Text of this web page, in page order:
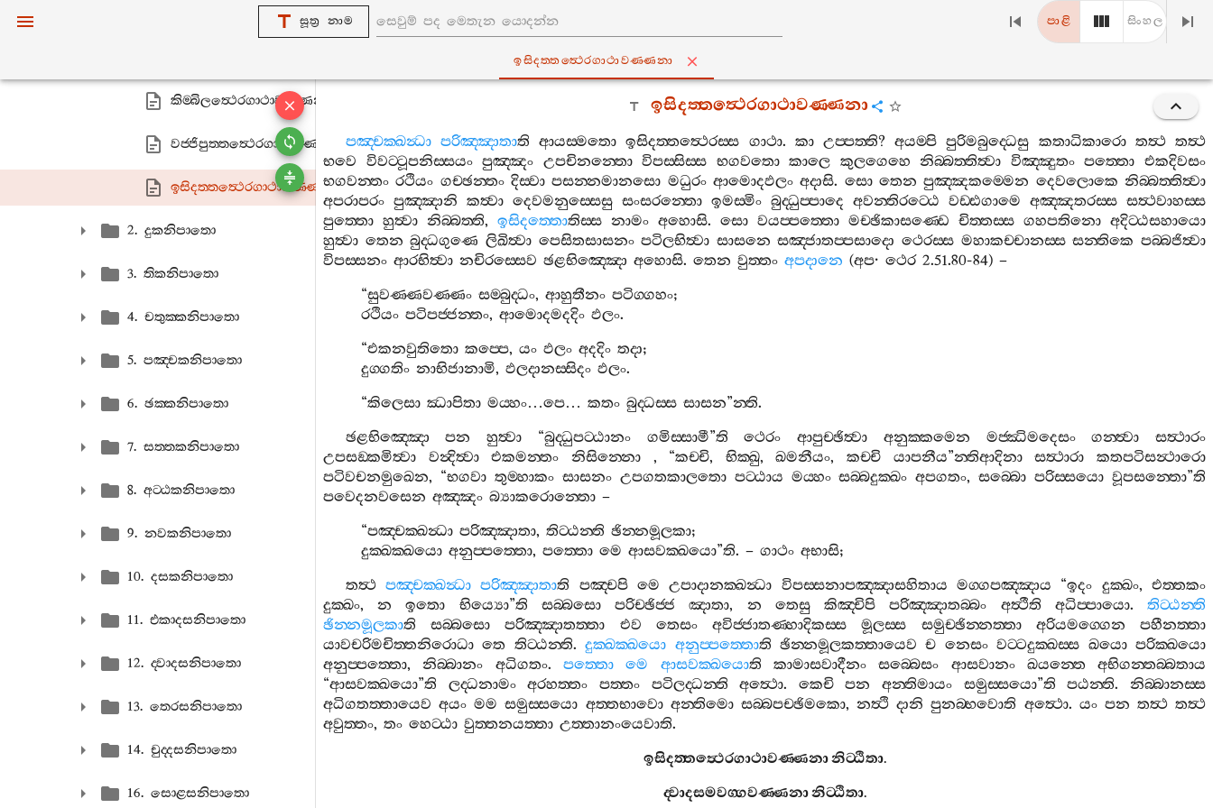
සූත්‍ර නාම පාළි සිංහල
ඉසිදත‍්තත්‍ථෙරගාථාවණ‍්ණනා
පාරාසරියත්‍ථෙරගාථාවණ‍්ණනා
කිම‍්බිලත්‍ථෙරගාථාවණ‍්ණනා
වජ‍්ජිපුත‍්තත්‍ථෙරගාථාවණ‍්ණනා
ඉසිදත‍්තත්‍ථෙරගාථාවණ‍්ණනා
2. දුකනිපාතො
3. තිකනිපාතො
4. චතුක‍්කනිපාතො
5. පඤ‍්චකනිපාතො
6. ඡක‍්කනිපාතො
7. සත‍්තකනිපාතො
8. අට‍්ඨකනිපාතො
9. නවකනිපාතො
10. දසකනිපාතො
11. එකාදසනිපාතො
12. ද‍්වාදසනිපාතො
13. තෙරසනිපාතො
14. චුද‍්දසනිපාතො
16. සොළසනිපාතො
ඉසිදත‍්තත්‍ථෙරගාථාවණ‍්ණනා
පඤ‍්චක‍්ඛන්‍ධා පරිඤ‍්ඤාතාති ආයස‍්මතො ඉසිදත‍්තත්‍ථෙරස‍්ස ගාථා. කා උප‍්පත‍්ති?අයම‍්පි පුරිමබුද‍්ධෙසු කතාධිකාරො තත්‍ථ තත්‍ථ
භවෙ
විවට‍්ටූපනිස‍්සයං පුඤ‍්ඤං උපචිනන‍්තො විපස‍්සිස‍්ස භගවතො කාලෙ කුලගෙහෙ නිබ‍්බත‍්තිත්‍වා විඤ‍්ඤුතං පත‍්තො එකදිවසං
භගවන‍්තං රථියං ගච‍්ඡන‍්තං දිස‍්වා පසන‍්නමානසො මධුරං ආමොදඵලං අදාසි. සො තෙන පුඤ‍්ඤකම‍්මෙන දෙවලොකෙ නිබ‍්බත‍්තිත්‍වා
අපරාපරං පුඤ‍්ඤානි කත්‍වා දෙවමනුස‍්සෙසු සංසරන‍්තො ඉමස‍්මිං බුද‍්ධුප‍්පාදෙ අවන‍්තිරට‍්ඨෙ වඩ‍්ඪගාමෙ අඤ‍්ඤතරස‍්ස සත්‍ථවාහස‍්ස
පුත‍්තො හුත්‍වා නිබ‍්බත‍්ති, ඉසිදත‍්තොතිස‍්ස නාමං අහොසි. සො වයප‍්පත‍්තො මච‍්ඡිකාසණ‍්ඩෙ චිත‍්තස‍්ස ගහපතිනො අදිට‍්ඨසහායො
හුත්‍වා තෙන බුද‍්ධගුණෙ ලිඛිත්‍වා පෙසිතසාසනං පටිලභිත්‍වා සාසනෙ සඤ‍්ජාතප‍්පසාදො ථෙරස‍්ස මහාකච‍්චානස‍්ස සන‍්තිකෙ පබ‍්බජිත්‍වා
විපස‍්සනං ආරභිත්‍වා නචිරස‍්සෙව ඡළභිඤ‍්ඤො අහොසි. තෙන වුත‍්තං අපදානෙ (අප· ථෙර2.51.80-84) –
“සුවණ‍්ණවණ‍්ණං සම‍්බුද‍්ධං,ආහුතීනං පටිග‍්ගහං;
රථියං පටිපජ‍්ජන‍්තං,ආමොදමදදිං ඵලං.
“එකනවුතිතො කප‍්පෙ,යං ඵලං අදදිං තදා;
දුග‍්ගතිං නාභිජානාමි,ඵලදානස‍්සිදං ඵලං.
“කිලෙසා ඣාපිතා මය‍්හං…පෙ…කතං බුද‍්ධස‍්ස සාසන”න‍්ති.
ඡළභිඤ‍්ඤො
පන හුත්‍වා “බුද‍්ධුපට‍්ඨානං ගමිස‍්සාමී”ති ථෙරං ආපුච‍්ඡිත්‍වා අනුක‍්කමෙන මජ‍්ඣිමදෙසං ගන‍්ත්‍වා
සත්‍ථාරං
උපසඞ‍්කමිත්‍වා
වන්‍දිත්‍වා එකමන‍්තං නිසින‍්නො, “කච‍්චි, භික‍්ඛු,ඛමනීයං,කච‍්චි යාපනීය”න‍්තිආදිනා සත්‍ථාරා
කතපටිසන්‍ථාරො
පටිවචනමුඛෙන, “භගවා තුම‍්හාකං සාසනං උපගතකාලතො පට‍්ඨාය මය‍්හං සබ‍්බදුක‍්ඛං අපගතං,සබ‍්බො පරිස‍්සයො වූපසන‍්තො”ති
පවෙදනවසෙන අඤ‍්ඤං බ්‍යාකරොන‍්තො –
“පඤ‍්චක‍්ඛන්‍ධා පරිඤ‍්ඤාතා,තිට‍්ඨන‍්ති ඡින‍්නමූලකා;
දුක‍්ඛක‍්ඛයො අනුප‍්පත‍්තො,පත‍්තො මෙ ආසවක‍්ඛයො”ති. –ගාථං අභාසි;
තත්‍ථ පඤ‍්චක‍්ඛන්‍ධා පරිඤ‍්ඤාතාති පඤ‍්චපි මෙ උපාදානක‍්ඛන්‍ධා විපස‍්සනාපඤ‍්ඤාසහිතාය මග‍්ගපඤ‍්ඤාය “ඉදං දුක‍්ඛං,එත‍්තකං
දුක‍්ඛං,න ඉතො භිය්‍යො”ති සබ‍්බසො පරිච‍්ඡිජ‍්ජ ඤාතා, න තෙසු කිඤ‍්චිපි පරිඤ‍්ඤාතබ‍්බං අත්‍ථීති අධිප‍්පායො.තිට‍්ඨන‍්ති
ඡින‍්නමූලකාති සබ‍්බසො පරිඤ‍්ඤාතත‍්තා එව තෙසං අවිජ‍්ජාතණ‍්හාදිකස‍්ස මූලස‍්ස සමුච‍්ඡින‍්නත‍්තා අරියමග‍්ගෙන
පහීනත‍්තා
යාවචරිමචිත‍්තනිරොධා තෙ තිට‍්ඨන‍්ති.දුක‍්ඛක‍්ඛයො අනුප‍්පත‍්තොති ඡින‍්නමූලකත‍්තායෙව ච නෙසං වට‍්ටදුක‍්ඛස‍්ස ඛයො පරික‍්ඛයො
අනුප‍්පත‍්තො,නිබ‍්බානං අධිගතං. පත‍්තො මෙ ආසවක‍්ඛයොති කාමාසවාදීනං සබ‍්බෙසං ආසවානං ඛයන‍්තෙ
අභිගන‍්තබ‍්බතාය
“ආසවක‍්ඛයො”ති ලද‍්ධනාමං අරහත‍්තං පත‍්තං පටිලද‍්ධන‍්ති අත්‍ථො. කෙචි පන අන‍්තිමායං සමුස‍්සයො”ති පඨන‍්ති.නිබ‍්බානස‍්ස
අධිගතත‍්තායෙව අයං මම සමුස‍්සයො අත‍්තභාවො අන‍්තිමො සබ‍්බපච‍්ඡිමකො,නත්‍ථි දානි පුනබ‍්භවොති අත්‍ථො. යං පන තත්‍ථ තත්‍ථ
අවුත‍්තං, තං හෙට‍්ඨා වුත‍්තනයත‍්තා උත‍්තානංයෙවාති.
ඉසිදත‍්තත්‍ථෙරගාථාවණ‍්ණනානිට‍්ඨිතා.
ද‍්වාදසමවග‍්ගවණ‍්ණනානිට‍්ඨිතා.